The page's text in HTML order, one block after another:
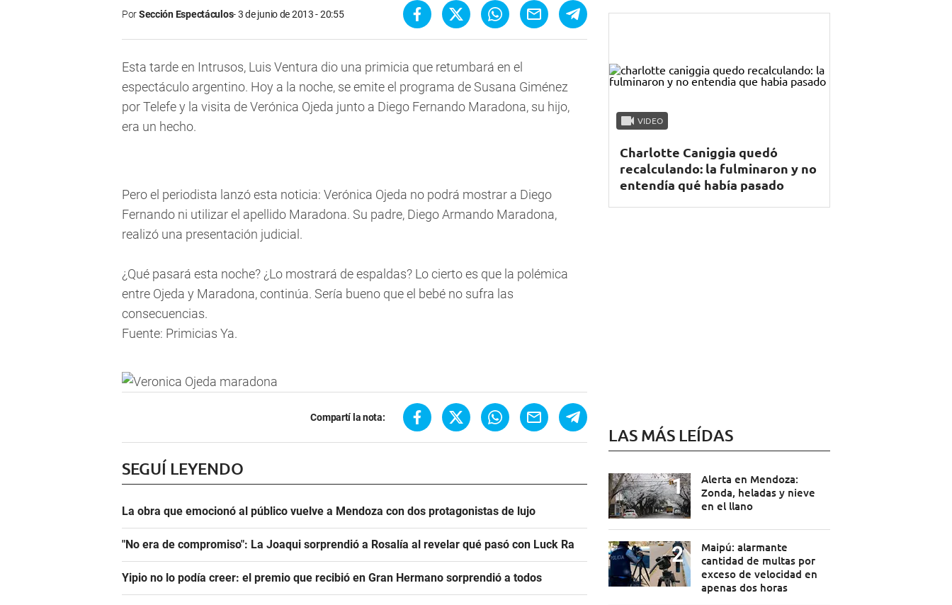
PorSección Espectáculos 3 de junio de 2013 - 20:55
Esta tarde en Intrusos, Luis Ventura dio una primicia que retumbará en el
espectáculo argentino. Hoy a la noche, se emite el programa de Susana Giménez
por Telefe y la visita de Verónica Ojeda junto a Diego Fernando Maradona, su hijo,
era un hecho.
Pero el periodista lanzó esta noticia: Verónica Ojeda no podrá mostrar a Diego
Fernando ni utilizar el apellido Maradona. Su padre, Diego Armando Maradona,
realizó una presentación judicial.
¿Qué pasará esta noche? ¿Lo mostrará de espaldas? Lo cierto es que la polémica
entre Ojeda y Maradona, continúa. Sería bueno que el bebé no sufra las
consecuencias.
Fuente: Primicias Ya.
Compartí la nota:
SEGUÍ LEYENDO
La obra que emocionó al público vuelve a Mendoza con dos protagonistas de lujo
"No era de compromiso": La Joaqui sorprendió a Rosalía al revelar qué pasó con Luck Ra
Yipio no lo podía creer: el premio que recibió en Gran Hermano sorprendió a todos
VIDEO
Charlotte Caniggia quedó
recalculando: la fulminaron y no
entendía qué había pasado
LAS MÁS LEÍDAS
Alerta en Mendoza:
Zonda, heladas y nieve
en el llano
Maipú: alarmante
cantidad de multas por
exceso de velocidad en
apenas dos horas